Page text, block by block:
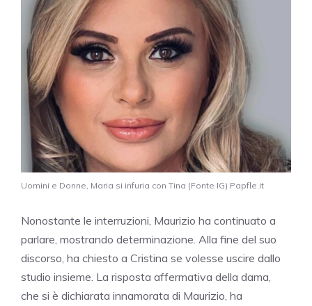
Uomini e Donne, Maria si infuria con Tina (Fonte IG) Papfle.it
Nonostante le interruzioni, Maurizio ha continuato a
parlare, mostrando determinazione. Alla fine del suo
discorso, ha chiesto a Cristina se volesse uscire dallo
studio insieme. La risposta affermativa della dama,
che si è dichiarata innamorata di Maurizio, ha